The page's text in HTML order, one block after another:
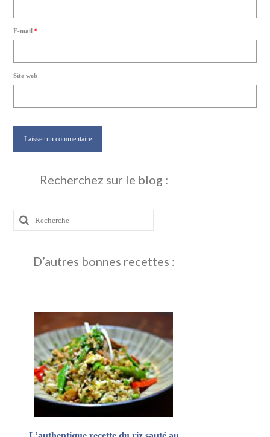
E-mail*
Site web
Recherchez sur le blog :
D’autres bonnes recettes :